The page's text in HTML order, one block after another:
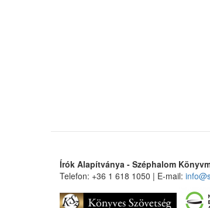
Írók Alapítványa - Széphalom
Telefon: +36 1 618 1050 | E-mail: